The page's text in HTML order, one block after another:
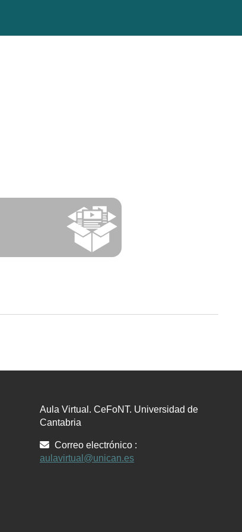
Aula Virtual. CeFoNT. Universidad de
Cantabria
Correo electrónico :
aulavirtual@unican.es